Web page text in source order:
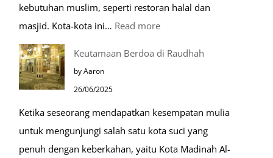
kebutuhan muslim, seperti restoran halal dan
masjid. Kota-kota ini… Read more:
di
Eropa
Keutamaan Berdoa di Raudhah
by Aaron
26/06/2025
Ketika seseorang mendapatkan kesempatan mulia
untuk mengunjungi salah satu kota suci yang
penuh dengan keberkahan, yaitu Kota Madinah Al-